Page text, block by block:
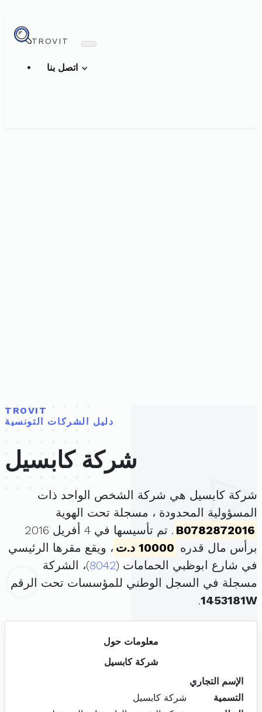
TROVIT
TROVIT
دليل الشركات التونسية
شركة كابسيل
شركة كابسيل هي شركة الشخص الواحد ذات
المسؤولية المحدودة ، مسجلة تحت الهوية
B0782872016
. تم تأسيسها في 4 أفريل 2016
برأس مال قدره 10000 د.ت
، ويقع مقرها الرئيسي
في شارع ابوظبي الحمامات (8042)، الشركة
مسجلة في السجل الوطني للمؤسسات تحت الرقم
1453181W
.
معلومات حول
شركة كابسيل
الإسم التجاري
التسمية
شركة كابسيل